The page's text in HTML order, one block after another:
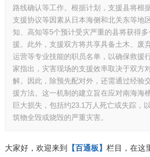
路线确认等工作。根据计划，支援县将根
支援协议等因素从日本海侧和北关东等地
知、高知等5个预计受灾严重的县将获得
援。此外，支援双方将共享具备土木、废
运营等专业技能的职员名单，以确保救援
家指出，灾害现场的支援效率取决于双方
解。因此，除预先配对外，还需通过经验
援方法。这一机制的建立旨在应对南海海
巨大损失，包括约23.1万人死亡或失踪，
筑物全毁或烧毁的严重灾害。
大家好，欢迎来到 【百通板】 栏目，在这